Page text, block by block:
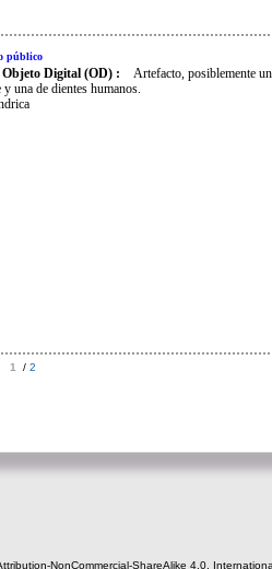
público
Objeto Digital (OD) :
Artefacto, posiblemente
y una de dientes humanos.
1 / 2
NonCommercial-ShareAlike 4.0.